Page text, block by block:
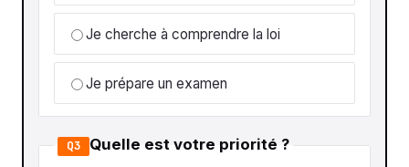
Je cherche à comprendre la loi
Je prépare un examen
Q3 Quelle est votre priorité ?